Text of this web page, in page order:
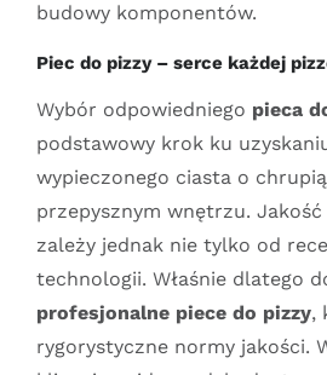
budowy komponentów.
Piec do pizzy – serce każdej
Wybór odpowiedniego pieca
podstawowy krok ku
wypieczonego ciasta o
przepysznym wnętrzu.
zależy jednak nie tylko od
technologii. Właśnie dlatego
profesjonalne piece do pizzy,
rygorystyczne normy jakości.